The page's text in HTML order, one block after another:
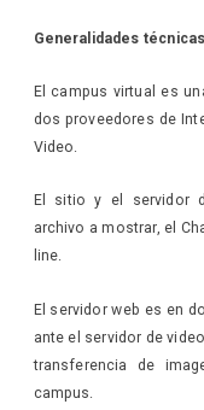
Generalidades
El campus virtual es
dos proveedores de
Video.
El sitio y el servidor
archivo a mostrar, el
line.
El servidor web es en
ante el servidor de
transferencia de
campus.